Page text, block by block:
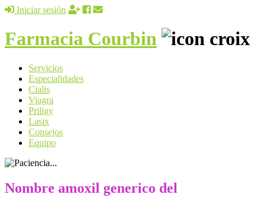
Iniciar sesión
Farmacia Courbin
Servicios
Especialidades
Cialis
Viagra
Priligy
Lasix
Consejos
Equipo
Nombre amoxil generico del